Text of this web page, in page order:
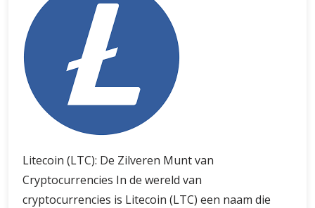
Litecoin (LTC): De Zilveren Munt van
Cryptocurrencies In de wereld van
cryptocurrencies is Litecoin (LTC) een naam die